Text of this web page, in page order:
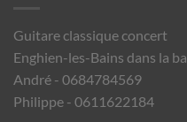
Guitare classique concert
Enghien-les-Bains dans la
André - 0684784569
Philippe - 0611622184